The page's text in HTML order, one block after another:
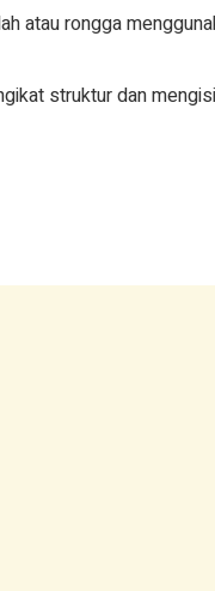
atau rongga
struktur dan